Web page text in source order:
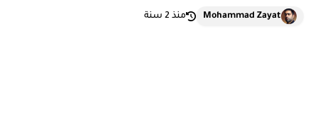
Mohammad Zayat منذ 2 سنة